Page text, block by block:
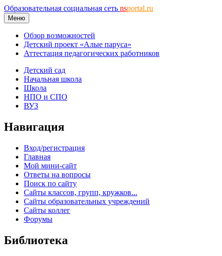
Образовательная социальная сеть nsportal.ru
Меню
Обзор возможностей
Детский проект «Алые паруса»
Аттестация педагогических работников
Детский сад
Начальная школа
Школа
НПО и СПО
ВУЗ
Навигация
Вход/регистрация
Главная
Мой мини-сайт
Ответы на вопросы
Поиск по сайту
Сайты классов, групп, кружков...
Сайты образовательных учреждений
Сайты коллег
Форумы
Библиотека